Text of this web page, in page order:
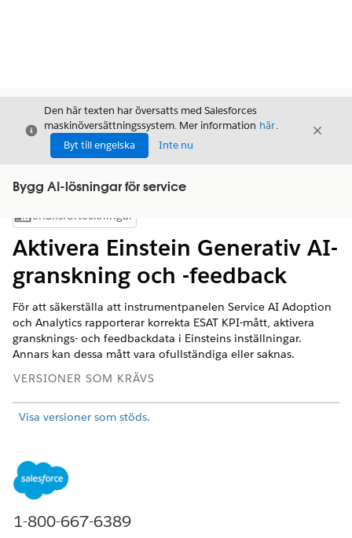
Stäng
Den här texten har översatts med Salesforces
maskinöversättningssystem. Mer information här.
Byt till engelska
Inte nu
Stäng
Bygg AI-lösningar för service
Visa innehållsförteckning
Innehållsförteckningar
Aktivera Einstein Generativ AI-
granskning och -feedback
För att säkerställa att instrumentpanelen Service AI Adoption
och Analytics rapporterar korrekta ESAT KPI-mått, aktivera
gransknings- och feedbackdata i Einsteins inställningar.
Annars kan dessa mått vara ofullständiga eller saknas.
VERSIONER SOM KRÄVS
Visa versioner som stöds.
Slå på datainsamling:
1-800-667-6389